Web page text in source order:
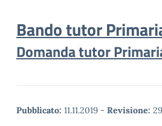
Bando tutor
Domanda tutor
Pubblicato: 11.11.2019 - Revisione: